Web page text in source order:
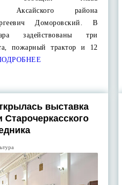
Аксайского района
Доморовский. В
задействованы три
пожарный трактор и 12
выставка
Старочеркасского